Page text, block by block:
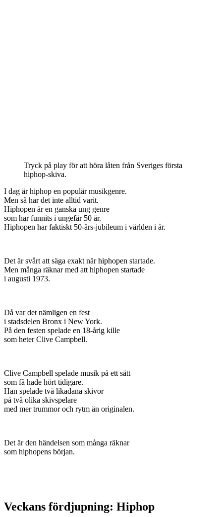
Tryck på play för att höra låten från Sveriges första
hiphop-skiva.
I dag är hiphop en populär musikgenre.
Men så har det inte alltid varit.
Hiphopen är en ganska ung genre
som har funnits i ungefär 50 år.
Hiphopen har faktiskt 50-års-jubileum i världen i år.
Det är svårt att säga exakt när hiphopen startade.
Men många räknar med att hiphopen startade
i augusti 1973.
Då var det nämligen en fest
i stadsdelen Bronx i New York.
På den festen spelade en 18-årig kille
som heter Clive Campbell.
Clive Campbell spelade musik på ett sätt
som få hade hört tidigare.
Han spelade två likadana skivor
på två olika skivspelare
med mer trummor och rytm än originalen.
Det är den händelsen som många räknar
som hiphopens början.
Veckans fördjupning: Hiphop